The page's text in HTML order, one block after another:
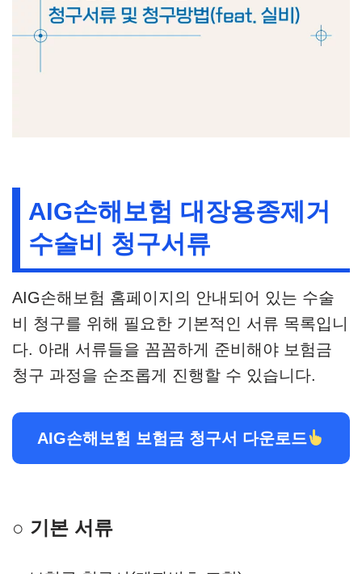
AIG손해보험 대장용종제거
수술비 청구서류
AIG손해보험 홈페이지의 안내되어 있는 수술
비 청구를 위해 필요한 기본적인 서류 목록입니
다. 아래 서류들을 꼼꼼하게 준비해야 보험금
청구 과정을 순조롭게 진행할 수 있습니다.
AIG손해보험 보험금 청구서 다운로드
○ 기본 서류